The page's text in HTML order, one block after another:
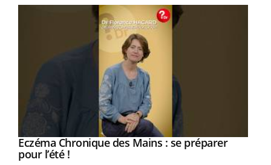
Youtube
Eczéma Chronique des Mains : se préparer
pour l’été !Youtube